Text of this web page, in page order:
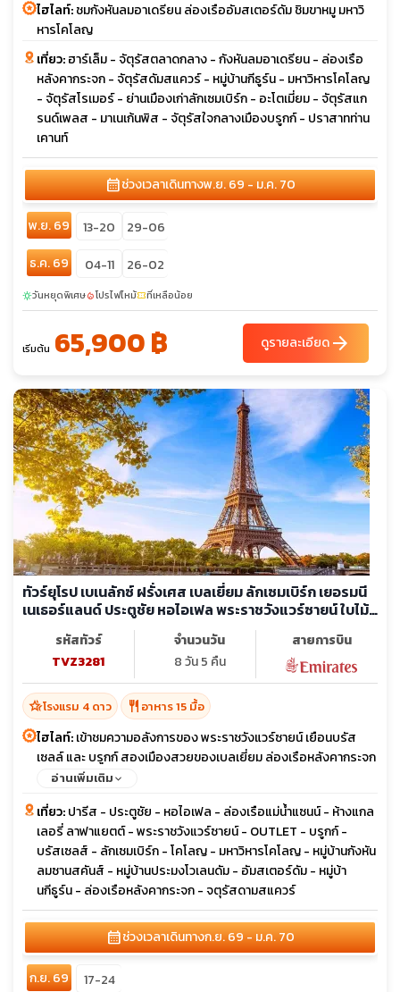
ไฮไลท์:ชมกังหันลมอาเดรียน ล่องเรืออัมสเตอร์ดัม ชิมขาหมู มหาวิ
หารโคโลญ
เที่ยว:ฮาร์เล็ม - จัตุรัสตลาดกลาง - กังหันลมอาเดรียน - ล่องเรือ
หลังคากระจก - จัตุรัสดัมสแควร์ - หมู่บ้านกีธูร์น - มหาวิหารโคโลญ
- จัตุรัสโรเมอร์ - ย่านเมืองเก่าลักเซมเบิร์ก - อะโตเมี่ยม - จัตุรัสแก
รนด์เพลส - มาเนเก้นพิส - จัตุรัสใจกลางเมืองบรูกก์ - ปราสาทท่าน
เคานท์
calendar_monthช่วงเวลาเดินทางพ.ย. 69 - ม.ค. 70
พ.ย. 69 13-20
29-06
ธ.ค. 69
04-11 26-02
sunnyวันหยุดพิเศษlocal_fire_departmentโปรไฟไหม้confirmation_numberที่เหลือน้อย
เริ่มต้น 65,900 ฿ ดูรายละเอียดarrow_forward
ทัวร์ยุโรป เบเนลักซ์ ฝรั่งเศส เบลเยี่ยม ลักเซมเบิร์ก เยอรมนี
เนเธอร์แลนด์ ประตูชัย หอไอเฟล พระราชวังแวร์ซายน์ ใบไม้
รหัสทัวร์
TVZ3281
จำนวนวัน
8 วัน 5 คืน
สายการบิน
hotel_classโรงแรม 4 ดาว restaurant อาหาร 15 มื้อ
ไฮไลท์:เข้าชมความอลังการของ พระราชวังแวร์ซายน์ เยือนบรัส
เซลล์ และ บรูกก์ สองเมืองสวยของเบลเยี่ยม ล่องเรือหลังคากระจก
ชมความสวยงามกรุงอัมสเตอร์ดัม เที่ยว 3 หมู่บ้านยอดนิยมของ
อ่านเพิ่มเติม
เที่ยว:ปารีส - ประตูชัย - หอไอเฟล - ล่องเรือแม่น้ำแซนน์ - ห้างแกล
เลอรี่ ลาฟาแยตต์ - พระราชวังแวร์ซายน์ - OUTLET - บรูกก์ -
บรัสเซลส์ - ลักเซมเบิร์ก - โคโลญ - มหาวิหารโคโลญ - หมู่บ้านกังหัน
ลมซานสคันส์ - หมู่บ้านประมงโวเลนดัม - อัมสเตอร์ดัม - หมู่บ้า
นกีธูร์น - ล่องเรือหลังคากระจก - จตุรัสดามสแควร์
calendar_monthช่วงเวลาเดินทางก.ย. 69 - ม.ค. 70
ก.ย. 69 17-24